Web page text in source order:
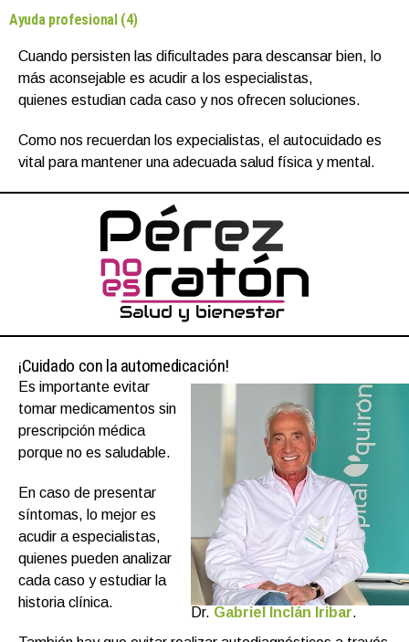
Ayuda profesional (4)
Cuando persisten las dificultades para descansar bien, lo
más aconsejable es acudir a los especialistas,
quienes estudian cada caso y nos ofrecen soluciones.
Como nos recuerdan los expecialistas, el autocuidado es
vital para mantener una adecuada salud física y mental.
¡Cuidado con la automedicación!
Dr. Gabriel Inclán Iribar.
Es importante evitar
tomar medicamentos sin
prescripción médica
porque no es saludable.
En caso de presentar
síntomas, lo mejor es
acudir a especialistas,
quienes pueden analizar
cada caso y estudiar la
historia clínica.